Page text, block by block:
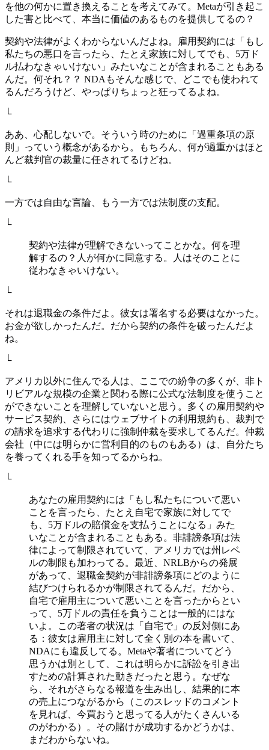
を他の何かに置き換えることを考えてみて。Metaが引き起こ
した害と比べて、本当に価値のあるものを提供してるの？
契約や法律がよくわからないんだよね。雇用契約には「もし
私たちの悪口を言ったら、たとえ家族に対してでも、5万ド
ル払わなきゃいけない」みたいなことが含まれることもある
んだ。何それ？？ NDAもそんな感じで、どこでも使われて
るんだろうけど、やっぱりちょっと狂ってるよね。
└
ああ、心配しないで。そういう時のために「過重条項の原
則」っていう概念があるから。もちろん、何が過重かはほと
んど裁判官の裁量に任されてるけどね。
└
一方では自由な言論、もう一方では法制度の支配。
└
契約や法律が理解できないってことかな。何を理
解するの？人が何かに同意する。人はそのことに
従わなきゃいけない。
└
それは退職金の条件だよ。彼女は署名する必要はなかった。
お金が欲しかったんだ。だから契約の条件を破ったんだよ
ね。
└
アメリカ以外に住んでる人は、ここでの紛争の多くが、非ト
リビアルな規模の企業と関わる際に公式な法制度を使うこと
ができないことを理解していないと思う。多くの雇用契約や
サービス契約、さらにはウェブサイトの利用規約も、裁判で
の請求を追求する代わりに強制仲裁を要求してるんだ。仲裁
会社（中には明らかに営利目的のものもある）は、自分たち
を養ってくれる手を知ってるからね。
└
あなたの雇用契約には「もし私たちについて悪い
ことを言ったら、たとえ自宅で家族に対してで
も、5万ドルの賠償金を支払うことになる」みた
いなことが含まれることもある。非誹謗条項は法
律によって制限されていて、アメリカでは州レベ
ルの制限も加わってる。最近、NRLBからの発展
があって、退職金契約が非誹謗条項にどのように
結びつけられるかが制限されてるんだ。だから、
自宅で雇用主について悪いことを言ったからとい
って、5万ドルの責任を負うことは一般的にはな
いよ。この著者の状況は「自宅で」の反対側にあ
る：彼女は雇用主に対して全く別の本を書いて、
NDAにも違反してる。Metaや著者についてどう
思うかは別として、これは明らかに訴訟を引き出
すための計算された動きだったと思う。なぜな
ら、それがさらなる報道を生み出し、結果的に本
の売上につながるから（このスレッドのコメント
を見れば、今買おうと思ってる人がたくさんいる
のがわかる）。その賭けが成功するかどうかは、
まだわからないね。